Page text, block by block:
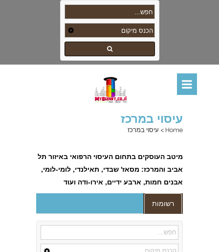
עיסוי במרכז
Home
> עיסוי במרכז
מיטב העוסקים בתחום העיסוי הרפואי באיזור תל
אביב והמרכז: מסאז' שבדי, תאילנדי, לומי-לומי,
אבנים חמות, ארבע ידיים, אירו-ודה ועוד
רשומות